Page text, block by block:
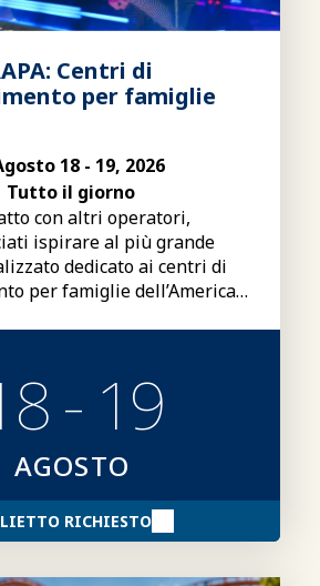
Centri di
per famiglie
18 - 19, 2026
Tutto il giorno
con altri operatori,
ispirare al più grande
dedicato ai centri di
per famiglie dell’America
- 19
AGOSTO
RICHIESTO